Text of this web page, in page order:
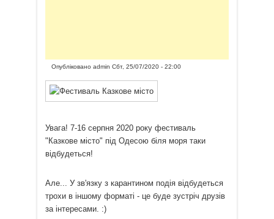
Опублікованоadmin Сбт, 25/07/2020 - 22:00
Увага! 7-16 серпня 2020 року фестиваль
"Казкове місто" під Одесою біля моря таки
відбудеться!
Але... У зв'язку з карантином подія відбудеться
трохи в іншому форматі - це буде зустріч друзів
за інтересами. :)